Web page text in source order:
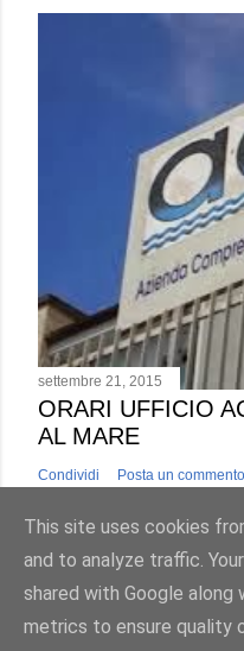
settembre 21, 2015
ORARI UFFICIO
AL MARE
Condividi Posta un commento
This site uses cookies
and to analyze traffic.
shared with Google
metrics to ensure quality